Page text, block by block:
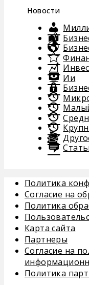
Новости
Ии
Политика
Согласие на
Политика
Карта сайта
Партнеры
Согласие на
Политика